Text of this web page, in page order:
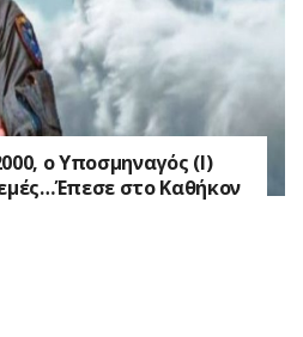
ο Υποσμηναγός (Ι)
στο Καθήκον